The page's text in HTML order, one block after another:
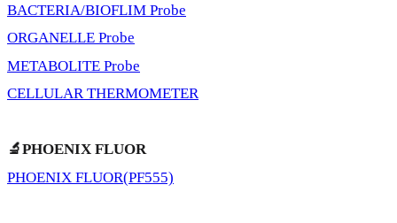
BACTERIA/BIOFLIM Probe
ORGANELLE Probe
METABOLITE Probe
CELLULAR THERMOMETER
🔬PHOENIX FLUOR
PHOENIX FLUOR(PF555)